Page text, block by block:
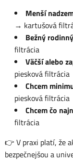
Menší
→ kartušová
Bežný
filtrácia
Väčší alebo
piesková filtrácia
Chcem
piesková filtrácia
Chcem čo
filtrácia
👉 V praxi platí, že
bezpečnejšou a